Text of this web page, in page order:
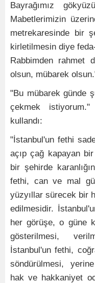
Bayrağımız
Mabetlerimizin
metrekaresinde bir
kirletilmesin diye
Rabbimden rahmet
olsun, mübarek
"Bu mübarek günde
çekmek
kullandı:
"İstanbul'un fethi
açıp çağ kapayan
bir şehirde
fethi, can ve mal
yüzyıllar sürecek bir
edilmesidir.
her görüşe, o güne
gösterilmesi,
İstanbul'un fethi,
söndürülmesi,
hak ve hakkaniyet